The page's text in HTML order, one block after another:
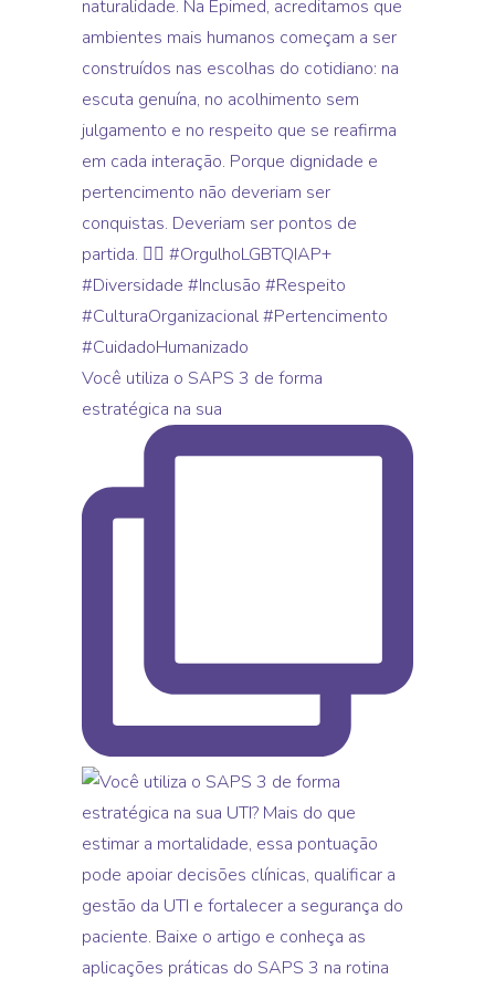
Você utiliza o SAPS 3 de forma
estratégica na sua